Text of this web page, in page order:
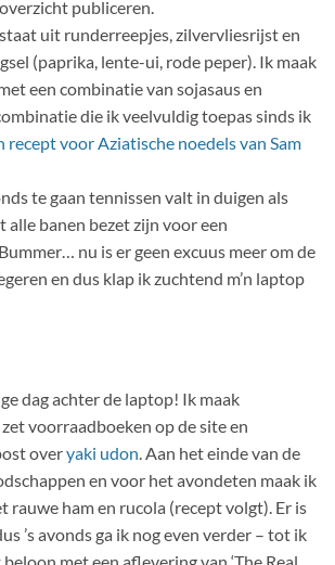
publiceren.
uit runderreepjes, zilvervliesrijst en
(paprika, lente-ui, rode peper). Ik maak
een combinatie van sojasaus en
die ik veelvuldig toepas sinds ik
recept voor Aziatische noedels van Sam
te gaan tennissen valt in duigen als
banen bezet zijn voor een
nu is er geen excuus meer om de
en dus klap ik zuchtend m’n laptop
dag achter de laptop! Ik maak
voorraadboeken op de site en
overyaki udon. Aan het einde van de
en voor het avondeten maak ik
rauwe ham en rucola (recept volgt). Er is
’s avonds ga ik nog even verder – tot ik